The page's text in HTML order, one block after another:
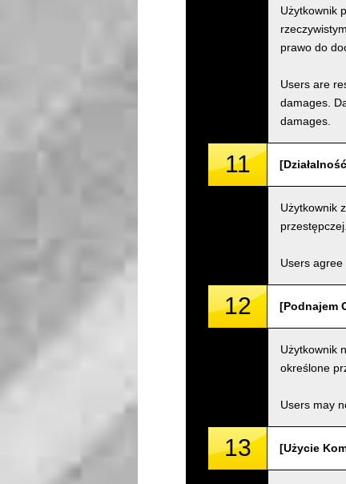
Użytkownik
prawo do
Users are
damages.
damages.
11
Użytkownik
przestępczej.
Users
12 [Podnajem
Użytkownik
określone
Users may
13 [Użycie